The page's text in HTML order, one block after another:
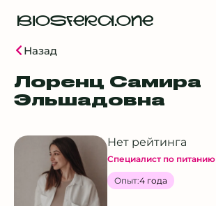
BIOSFERA.ONE
Назад
Лоренц Самира
Эльшадовна
Нет рейтинга
Специалист по питанию
Опыт:4 года